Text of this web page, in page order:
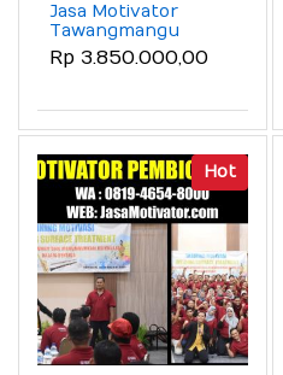
Jasa Motivator
Tawangmangu
Terpercaya!:
Bersama Coach
Meningkatkan
Potensi dan
Seluruh
Kecamatan
Rp 3.850.000,00
Hot